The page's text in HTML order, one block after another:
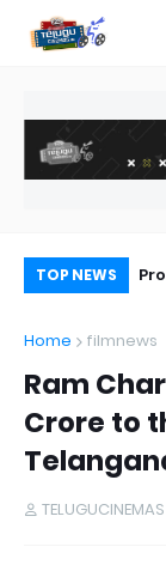
TOP NEWS
Home filmnews
Ram
Crore to
TELUGUCINEMAS